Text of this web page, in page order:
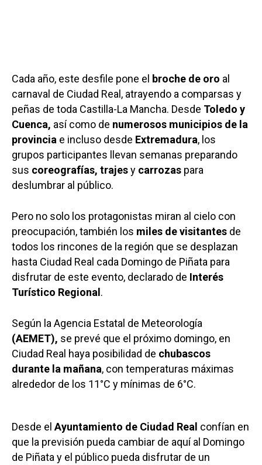
Cada año, este desfile pone el broche de oro al
carnaval de Ciudad Real, atrayendo a comparsas y
peñas de toda Castilla-La Mancha. Desde Toledo y
Cuenca, así como de numerosos municipios de la
provincia e incluso desde Extremadura, los
grupos participantes llevan semanas preparando
sus coreografías, trajesy carrozas para
deslumbrar al público.
Pero no solo los protagonistas miran al cielo con
preocupación, también los miles de visitantes de
todos los rincones de la región que se desplazan
hasta Ciudad Real cada Domingo de Piñata para
disfrutar de este evento, declarado de Interés
Turístico Regional.
Según la Agencia Estatal de Meteorología
(AEMET), se prevé que el próximo domingo, en
Ciudad Real haya posibilidad de chubascos
durante la mañana, con temperaturas máximas
alrededor de los 11°C y mínimas de 6°C.
Desde el Ayuntamiento de Ciudad Real confían en
que la previsión pueda cambiar de aquí al Domingo
de Piñata y el público pueda disfrutar de un